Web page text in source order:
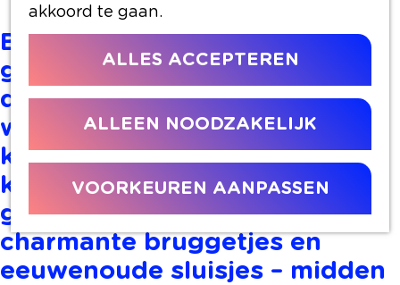
akkoord te gaan.
ALLES ACCEPTEREN
ALLEEN NOODZAKELIJK
VOORKEUREN AANPASSEN
Boskoop is een dorp vol water,
groen en historie. Met
deze twee afwisselende
wandelroutes van 6 en 8
kilometer wandel je langs
karakteristieke kwekerijen,
glinsterende slootjes,
charmante bruggetjes en
eeuwenoude sluisjes – midden